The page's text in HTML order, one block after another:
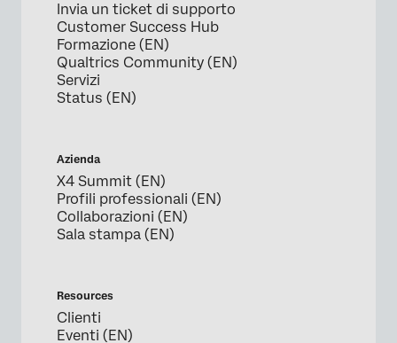
Invia un ticket di supporto
Customer Success Hub
Formazione (EN)
Qualtrics Community (EN)
Servizi
Status (EN)
Azienda
X4 Summit (EN)
Profili professionali (EN)
Collaborazioni (EN)
Sala stampa (EN)
Resources
Clienti
Eventi (EN)